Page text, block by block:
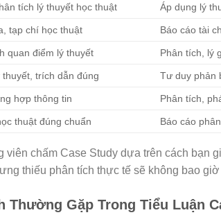
tích lý thuyết học thuật Áp dụng lý
tạp chí học thuật Báo cáo tài
quan điểm lý thuyết Phân tích, lý
trích dẫn đúng Tư duy phản
hợp thông tin Phân tích,
thuật đúng chuẩn Báo cáo
chấm Case Study dựa trên cách bạn
thiếu phân tích thực tế sẽ không bao
Thường Gặp Trong Tiểu Luận